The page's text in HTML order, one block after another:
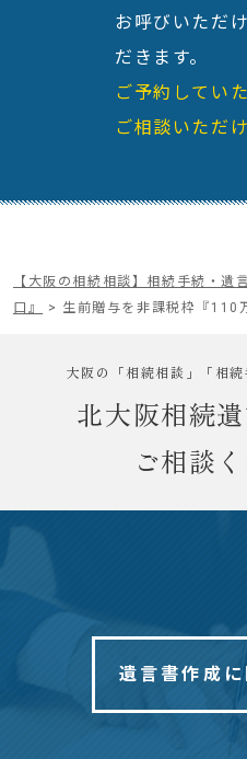
お呼びいただ
だきます。
ご予約してい
ご相談いただけ
【大阪の相続相談】相続手続・遺
口』
> 生前贈与を非課税枠『110
大阪の「相続相談」「相
北大阪相続
ご相談
遺言書作成